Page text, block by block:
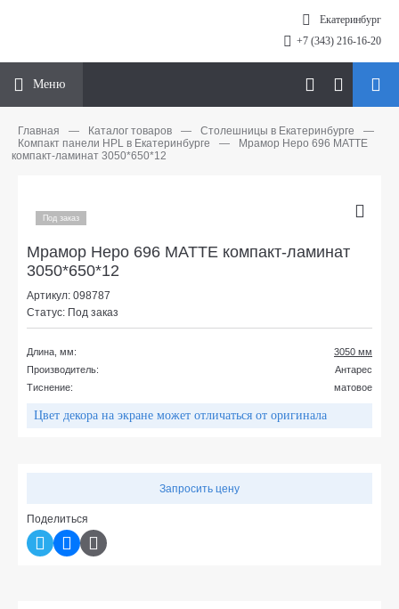
Екатеринбург
+7 (343) 216-16-20
Меню
Главная — Каталог товаров — Столешницы в Екатеринбурге
—
Компакт панели HPL в Екатеринбурге
—
Мрамор Неро 696 МАТТЕ
компакт-ламинат 3050*650*12
Под заказ
Мрамор Неро 696 МАТТЕ компакт-ламинат
3050*650*12
Артикул: 098787
Статус: Под заказ
Длина, мм:
3050 мм
Производитель:
Антарес
Тиснение:
матовое
Цвет декора на экране может отличаться от оригинала
Запросить цену
Поделиться